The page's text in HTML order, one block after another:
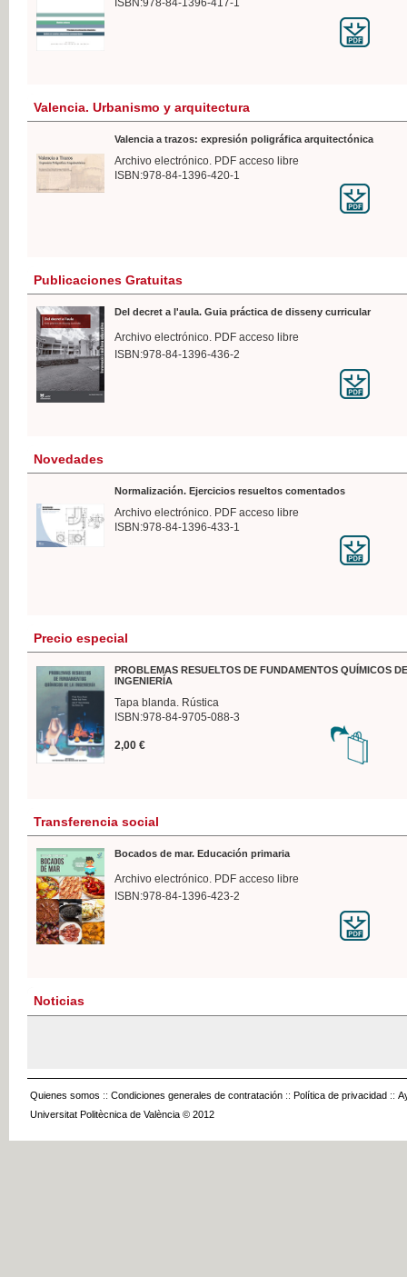
ISBN:978-84-1396-417-1
Valencia. Urbanismo y arquitectura
Valencia a trazos: expresión poligráfica arquitectónica
Archivo electrónico. PDF acceso libre
ISBN:978-84-1396-420-1
Publicaciones Gratuitas
Del decret a l'aula. Guia práctica de disseny curricular
Archivo electrónico. PDF acceso libre
ISBN:978-84-1396-436-2
Novedades
Normalización. Ejercicios resueltos comentados
Archivo electrónico. PDF acceso libre
ISBN:978-84-1396-433-1
Precio especial
PROBLEMAS RESUELTOS DE FUNDAMENTOS QUÍMICOS
INGENIERÍA
Tapa blanda. Rústica
ISBN:978-84-9705-088-3
2,00 €
Transferencia social
Bocados de mar. Educación primaria
Archivo electrónico. PDF acceso libre
ISBN:978-84-1396-423-2
Noticias
Quienes somos :: Condiciones generales de contratación :: Política de privacidad ::
Universitat Politècnica de València © 2012